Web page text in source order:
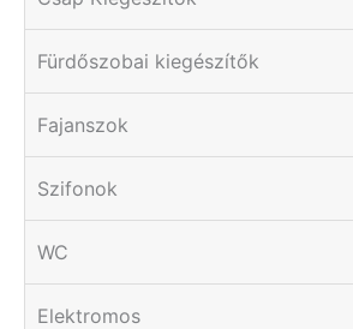
Fürdőszobai kiegészítők
Fajanszok
Szifonok
WC
Elektromos